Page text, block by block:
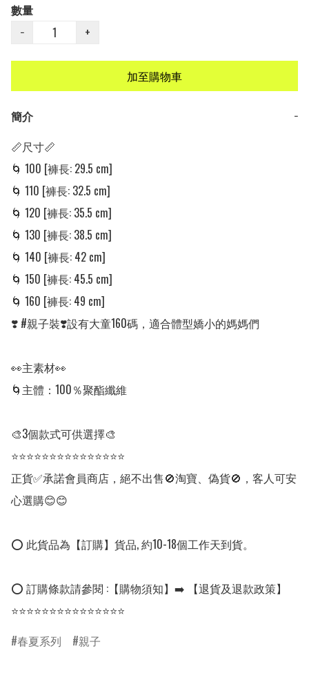
數量
−
+
加至購物車
簡介
−
📏尺寸📏
🌀 100 [褲長: 29.5 cm]
🌀 110 [褲長: 32.5 cm]
🌀 120 [褲長: 35.5 cm]
🌀 130 [褲長: 38.5 cm]
🌀 140 [褲長: 42 cm]
🌀 150 [褲長: 45.5 cm]
🌀 160 [褲長: 49 cm]
❣️ #親子裝❣️設有大童160碼，適合體型嬌小的媽媽們
👀主素材👀
🌀主體：100％聚酯纖維
🎨3個款式可供選擇🎨
⭐⭐⭐⭐⭐⭐⭐⭐⭐⭐⭐⭐⭐⭐⭐
正貨✅承諾會員商店，絕不出售🚫淘寶、偽貨🚫，客人可安
心選購😊😊
⭕ 此貨品為【訂購】貨品, 約10-18個工作天到貨。
⭕ 訂購條款請參閱 :【購物須知】➡️ 【退貨及退款政策】
⭐⭐⭐⭐⭐⭐⭐⭐⭐⭐⭐⭐⭐⭐⭐
春夏系列
親子